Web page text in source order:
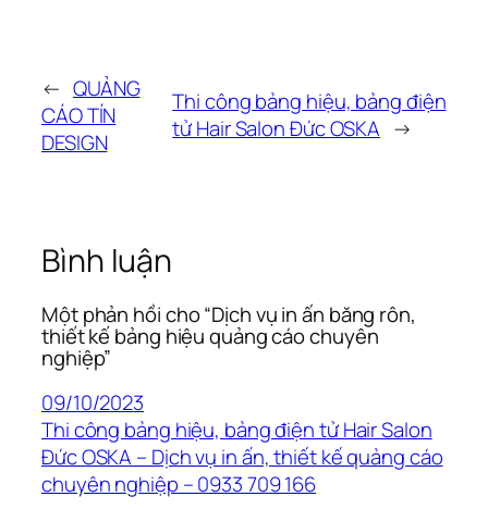
← QUẢNG
CÁO TÍN
DESIGN
Thi công bảng hiệu, bảng điện
tử Hair Salon Đức OSKA →
Bình luận
Một phản hồi cho “Dịch vụ in ấn băng rôn,
thiết kế bảng hiệu quảng cáo chuyên
nghiệp”
09/10/2023
Thi công bảng hiệu, bảng điện tử Hair Salon
Đức OSKA – Dịch vụ in ấn, thiết kế quảng cáo
chuyên nghiệp – 0933 709 166